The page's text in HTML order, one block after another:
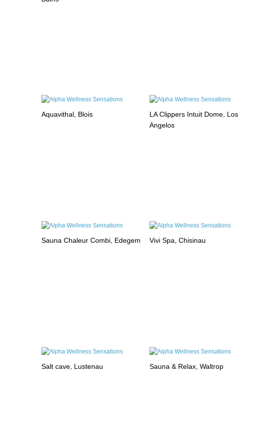
Aquavithal, Blois
LA Clippers Intuit Dome, Los
Angelos
Sauna Chaleur Combi, Edegem Vivi Spa, Chisinau
Salt cave, Lustenau Sauna & Relax, Waltrop